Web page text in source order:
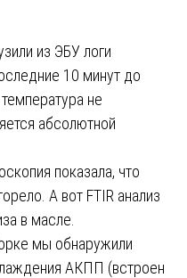
из ЭБУ логи
10 минут до
не
абсолютной
показала, что
А вот FTIR анализ
в масле.
мы обнаружили
АКПП (встроен